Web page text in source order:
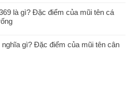
là gì? Đặc điểm của mũi tên cá
nghĩa gì? Đặc điểm của mũi tên cân